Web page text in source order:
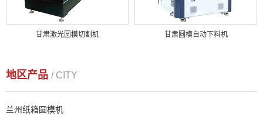
甘肃激光圆模切割机 甘肃圆模自动下料机
地区产品 / CITY
兰州纸箱圆模机